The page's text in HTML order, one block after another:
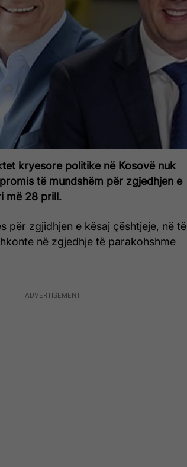
kryesore politike në Kosovë nuk
të mundshëm për zgjedhjen e
më 28 prill.
për zgjidhjen e kësaj çështjeje, në të
në zgjedhje të parakohshme